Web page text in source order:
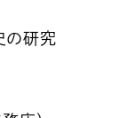
の研究